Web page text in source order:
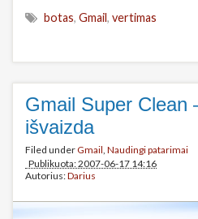
botas, Gmail, vertimas
Gmail Super Clean
išvaizda
Filed underGmail Naudingi patarimai
Publikuota: 2007-06-17 14:16
Autorius:Darius